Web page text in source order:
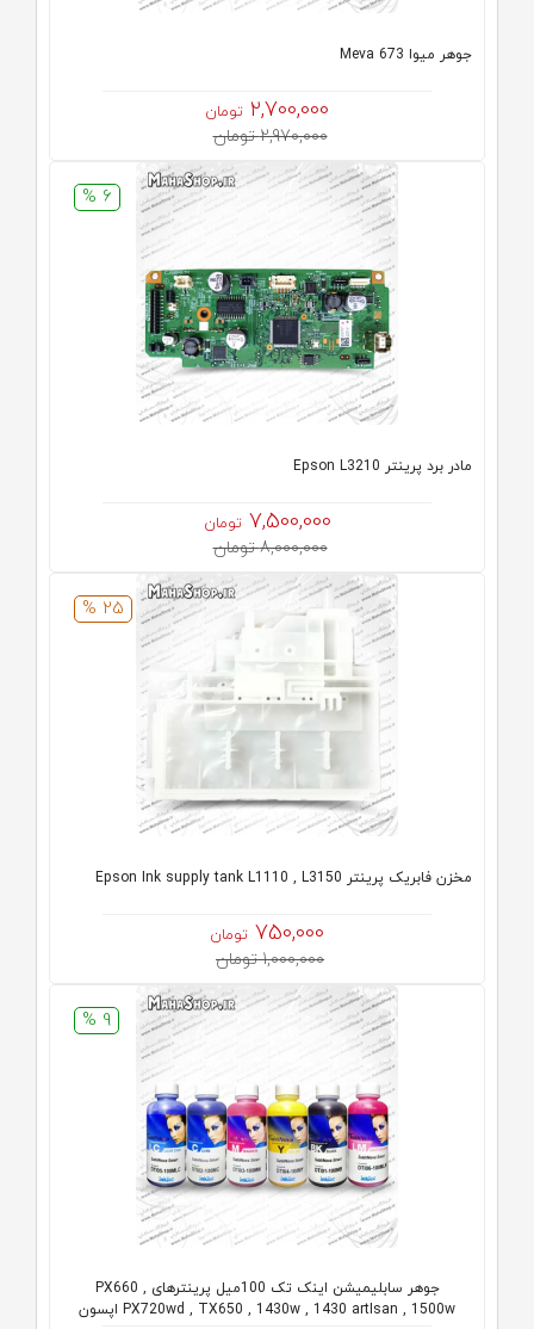
جوهر میوا Meva 673
2,700,000 تومان
2,970,000 تومان
6 %
مادر برد پرینتر Epson L3210
7,500,000 تومان
8,000,000 تومان
25 %
مخزن فابریک پرینتر Epson Ink supply tank L1110 , L3150
750,000 تومان
1,000,000 تومان
9 %
جوهر سابلیمیشن اینک تک 100میل پرینترهای PX660 ,
PX720wd , TX650 , 1430w , 1430 artIsan , 1500w اپسون